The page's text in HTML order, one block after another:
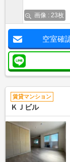
画像 : 23枚
空室確
賃貸マンション
ＫＪビル